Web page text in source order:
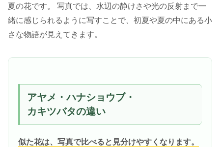
夏の花です。 写真では、水辺の静けさや光の反射まで一
緒に感じられるように写すことで、初夏や夏の中にある小
さな物語が見えてきます。
アヤメ・ハナショウブ・
カキツバタの違い
似た花は、写真で比べると見分けやすくなります。